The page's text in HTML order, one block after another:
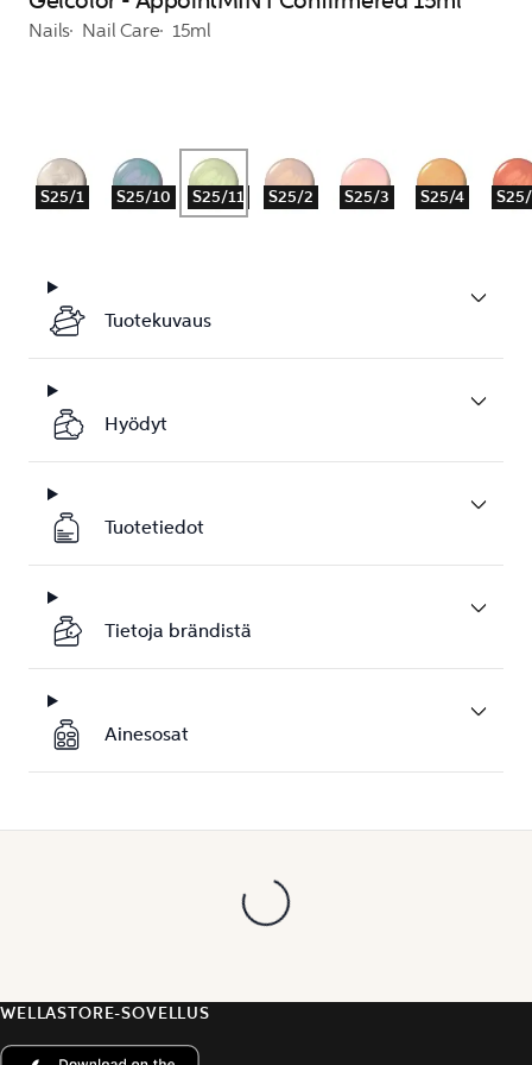
Nails Nail Care 15ml
S25/1 S25/10 S25/11 S25/2 S25/3 S25/4
Tuotekuvaus
Hyödyt
Tuotetiedot
Tietoja brändistä
Ainesosat
WELLASTORE-SOVELLUS